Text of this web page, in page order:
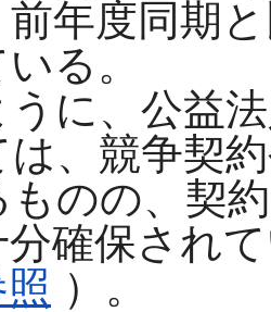
前年度同期
る。
に、公益
は、競争契
ものの、契
確保され
）。